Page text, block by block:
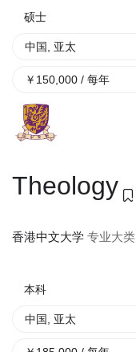
硕士
中国 亚太
￥ 150,000 / 每年
Theology
香港中文大学 专业大类
本科
中国 亚太